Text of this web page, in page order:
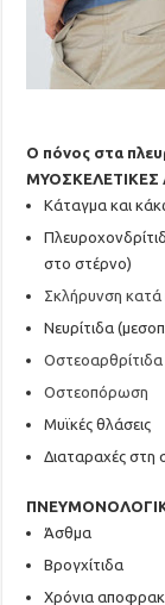
Ο πόνος στα
ΜΥΟΣΚΕΛΕΤΙΚΕΣ
Κάταγμα και
στο στέρνο)
Σκλήρυνση κατά
Νευρίτιδα
Οστεοαρθρίτιδα
Οστεοπόρωση
Μυϊκές θλάσεις
Διαταραχές στη
Άσθμα
Βρογχίτιδα
Χρόνια